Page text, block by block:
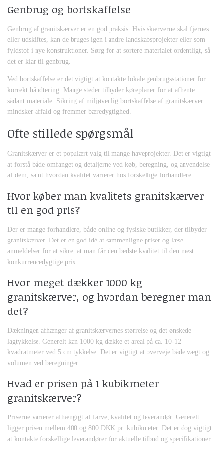
Genbrug og bortskaffelse
Genbrug af granitskærver er en god praksis. Hvis skærverne skal fjernes
eller udskiftes, kan de bruges igen i andre landskabsprojekter eller som
fyldstof i nye konstruktioner. Sørg for at sortere materialet ordentligt, så
det er klar til genbrug.
Ved bortskaffelse er det vigtigt at kontakte lokale genbrugsstationer for
korrekt håndtering. Mange steder tilbyder køreplaner for at afhente
sådant materiale. Sikring af miljøvenlig bortskaffelse af granitskærver
mindsker affald og fremmer bæredygtighed.
Ofte stillede spørgsmål
Granitskærver er et populært valg til mange haveprojekter. Det er vigtigt
at forstå både omfanget og detaljerne ved køb, beregning, og anvendelse
af dem, samt hvordan kvalitet varierer hos forskellige forhandlere.
Hvor køber man kvalitets granitskærver
til en god pris?
Der er mange forhandlere, både online og fysiske butikker, der tilbyder
granitskærver. Det er en god idé at sammenligne priser og læse
anmeldelser for at sikre, at man får den bedste kvalitet til den mest
konkurrencedygtige pris.
Hvor meget dækker 1000 kg
granitskærver, og hvordan beregner man
det?
Dækningen afhænger af granitskærvernes størrelse og det ønskede
lagtykkelse. Generelt kan 1000 kg dække et areal på ca. 10-12
kvadratmeter ved 5 cm tykkelse. Det er vigtigt at overveje både vægt og
volumen ved beregninger.
Hvad er prisen på 1 kubikmeter
granitskærver?
Priserne varierer afhængigt af farve, kvalitet og leverandør. Generelt
ligger prisen mellem 400 og 800 DKK pr. kubikmeter. Det er dog vigtigt
at kontakte forskellige leverandører for aktuelle tilbud og specifikationer.